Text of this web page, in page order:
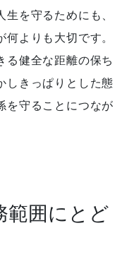
を守るためにも、
よりも大切です。
る健全な距離の保ち
しきっぱりとした態
を守ることにつなが
範囲にとど